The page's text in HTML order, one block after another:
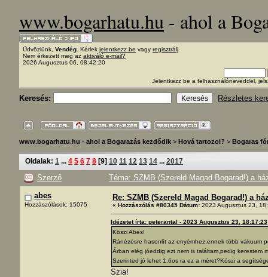
www.bogarhatu.hu - ahol a
Üdvözlünk, Vendég . Kérlek jelentkezz be vagy regisztrálj
Nem érkezett meg az aktiváló e-mail?
2026 Augusztus 06, 08:42:20
Jelentkezz be a felhasználóneveddel,
Keresés: Részletes
www.bogarhatu.hu - ahol a Bogarazás kezdődik > Hová tartozol? > Bogaras
Oldalak: 1 ... 4 5 6 7 8 [9] 10 11 12 13 14 ... 2017
Szerző
Téma: SZMB (Szereld Magad Bogarad!) a
abes
Hozzászólások: 15075
Re: SZMB (Szereld Magad Bogarad!) a
« Hozzászólás #80345 Dátum: 2023 Augusztus 23,
Idézetet írta: peterantal - 2023 Augusztus 23, 18:17:23
Köszi Abes!
Ránézésre hasonlít az enyémhez,ennek több vákuum
Árban elég jóeddig ezt nem is találtam,pedig kerestem
Szerinted jó lehet 1.6os ra ez a méret?Köszi a
Szia!